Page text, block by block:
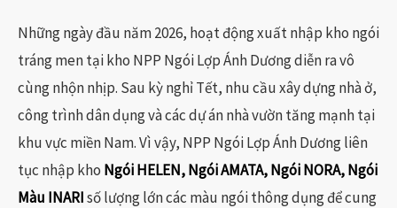
Những ngày đầu năm 2026, hoạt động xuất nhập kho ngói
tráng men tại kho NPP Ngói Lợp Ánh Dương diễn ra vô
cùng nhộn nhịp. Sau kỳ nghỉ Tết, nhu cầu xây dựng nhà ở,
công trình dân dụng và các dự án nhà vườn tăng mạnh tại
khu vực miền Nam. Vì vậy, NPP Ngói Lợp Ánh Dương liên
tục nhập kho Ngói HELEN, Ngói AMATA, Ngói NORA,Ngói
Màu INARIsố lượng lớn các màu ngói thông dụng để cung